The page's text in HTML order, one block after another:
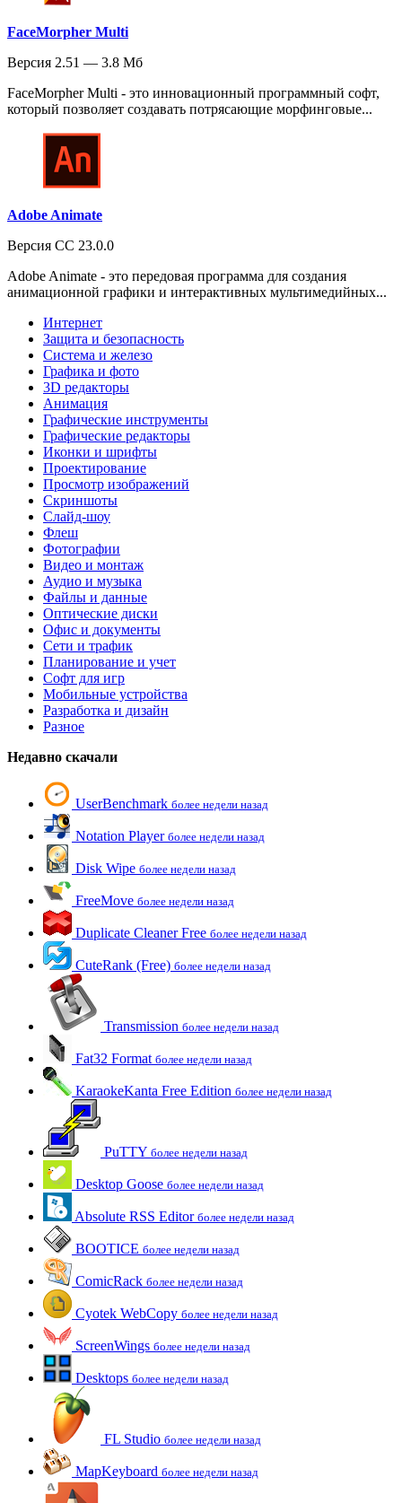
FaceMorpher Multi
Версия 2.51 — 3.8 Мб
FaceMorpher Multi - это инновационный программный софт,
который позволяет создавать потрясающие морфинговые...
Adobe Animate
Версия CC 23.0.0
Adobe Animate - это передовая программа для создания
анимационной графики и интерактивных мультимедийных...
Интернет
Защита и безопасность
Система и железо
Графика и фото
3D редакторы
Анимация
Графические инструменты
Графические редакторы
Иконки и шрифты
Проектирование
Просмотр изображений
Скриншоты
Слайд-шоу
Флеш
Фотографии
Видео и монтаж
Аудио и музыка
Файлы и данные
Оптические диски
Офис и документы
Сети и трафик
Планирование и учет
Софт для игр
Мобильные устройства
Разработка и дизайн
Разное
Недавно скачали
UserBenchmark более недели назад
Notation Player более недели назад
Disk Wipe более недели назад
FreeMove более недели назад
Duplicate Cleaner Free более недели назад
CuteRank (Free) более недели назад
Transmission более недели назад
Fat32 Format более недели назад
KaraokeKanta Free Edition более недели назад
PuTTY более недели назад
Desktop Goose более недели назад
Absolute RSS Editor более недели назад
BOOTICE более недели назад
ComicRack более недели назад
Cyotek WebCopy более недели назад
ScreenWings более недели назад
Desktops более недели назад
FL Studio более недели назад
MapKeyboard более недели назад